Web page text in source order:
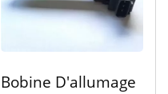
Bobine D'allumage